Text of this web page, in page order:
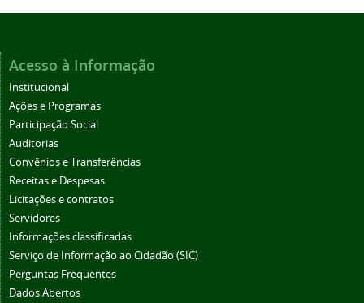
Acesso à Informação
Institucional
Ações e Programas
Participação Social
Auditorias
Convênios e Transferências
Receitas e Despesas
Licitações e contratos
Servidores
Informações classificadas
Serviço de Informação ao Cidadão (SIC)
Perguntas Frequentes
Dados Abertos